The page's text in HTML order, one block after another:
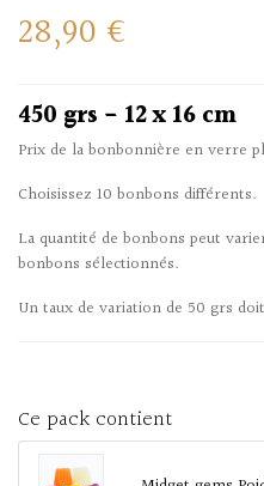
28,90 €
450 grs - 12 x 16 cm
Prix de la bonbonnière en verre
Choisissez 10 bonbons différents.
La quantité de bonbons peut
bonbons sélectionnés.
Un taux de variation de 50 grs
Ce pack contient